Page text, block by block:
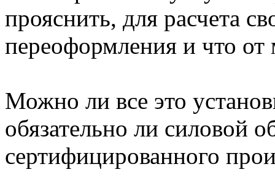
прояснить, для расчета
переоформления и что от
Можно ли все это
обязательно ли силовой
сертифицированного